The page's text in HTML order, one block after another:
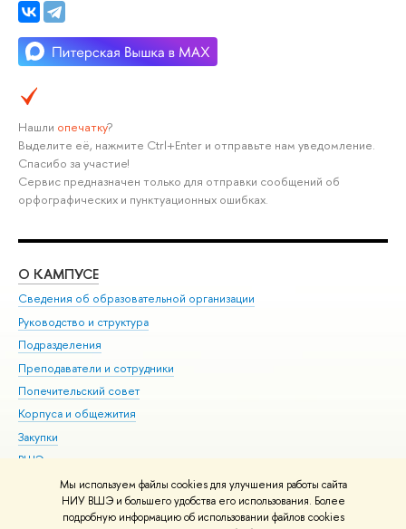
Мы используем файлы cookies для улучшения работы сайта
НИУ ВШЭ и большего удобства его использования. Более
подробную информацию об использовании файлов cookies
Нашли опечатку?
Выделите её, нажмите Ctrl+Enter и отправьте нам уведомление.
Спасибо за участие!
Сервис предназначен только для отправки сообщений об
орфографических и пунктуационных ошибках.
О КАМПУСЕ
Сведения об образовательной организации
Руководство и структура
Подразделения
Преподаватели и сотрудники
Попечительский совет
Корпуса и общежития
Закупки
ВШЭ для студентов с ограниченными возможностями
здоровья и инвалидностью
Версия для слабовидящих
Единая платежная страница